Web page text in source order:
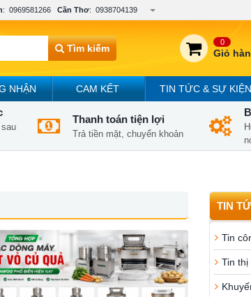
: 0969581266 Cần Thơ: 0938704139
Tìm kiếm
0
Giỏ
NHẬN CAM KẾT TIN TỨC & SỰ KIỆN
Thanh toán tiện lợi
Trả tiền mặt, chuyển khoản
TIN
Tin
Tin